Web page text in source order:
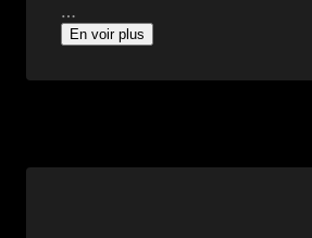
…
En voir plus